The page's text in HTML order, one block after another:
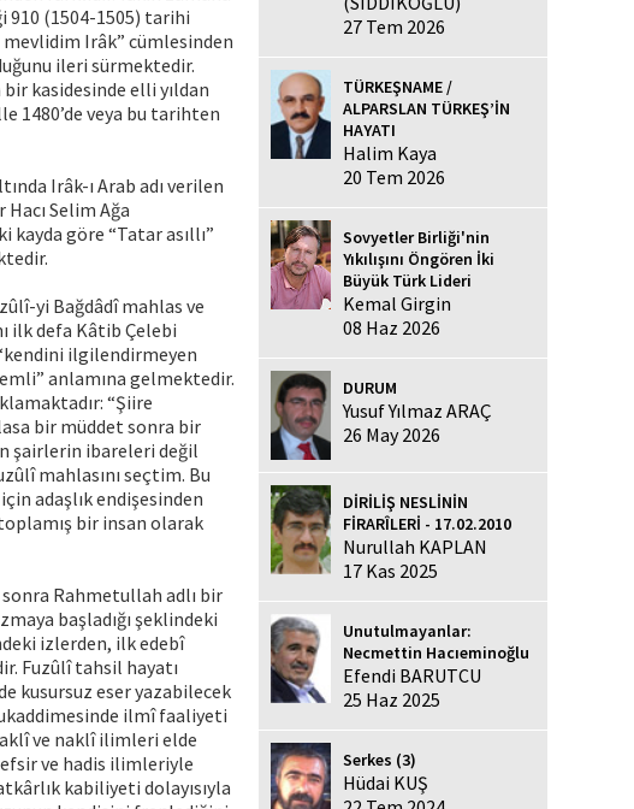
910 (1504-1505) tarihi
mevlidim Irâk” cümlesinden
ileri sürmektedir.
bir kasidesinde elli yıldan
1480’de veya bu tarihten
Irâk-ı Arab adı verilen
Selim Ağa
kayda göre “Tatar asıllı”
yi Bağdâdî mahlas ve
ilk defa Kâtib Çelebi
ilgilendirmeyen
anlamına gelmektedir.
“Şiire
bir müddet sonra bir
şairlerin ibareleri değil
mahlasını seçtim. Bu
adaşlık endişesinden
bir insan olarak
sonra Rahmetullah adlı bir
başladığı şeklindeki
izlerden, ilk edebî
Fuzûlî tahsil hayatı
kusursuz eser yazabilecek
ilmî faaliyeti
aklî ve naklî ilimleri elde
ve hadis ilimleriyle
kabiliyeti dolayısıyla
27 Tem 2026
TÜRKEŞNAME /
ALPARSLAN TÜRKEŞ’İN
HAYATI
Halim Kaya
20 Tem 2026
Sovyetler Birliği'nin
Yıkılışını Öngören İki
Büyük Türk Lideri
Kemal Girgin
08 Haz 2026
DURUM
Yusuf Yılmaz ARAÇ
26 May 2026
DİRİLİŞ NESLİNİN
FİRARÎLERİ - 17.02.2010
Nurullah KAPLAN
17 Kas 2025
Unutulmayanlar:
Necmettin Hacıeminoğlu
Efendi BARUTCU
25 Haz 2025
Serkes (3)
Hüdai KUŞ